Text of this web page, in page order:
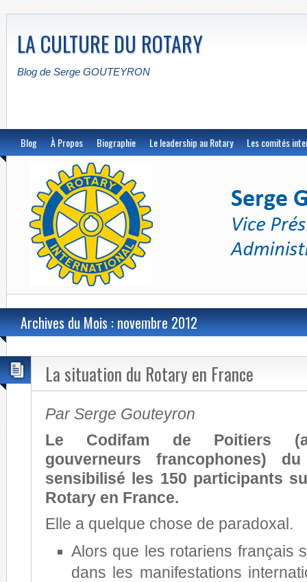
LA CULTURE DU ROTARY
Blog de Serge GOUTEYRON
Blog À Propos Biographie Le leadership au Rotary Les comités
Archives du Mois : novembre 2012
La situation du Rotary en France
Par Serge Gouteyron
Le Codifam de Poitiers
gouverneurs francophones)
sensibilisé les 150 participants
Rotary en France.
Elle a quelque chose de paradoxal.
Alors que les rotariens français
dans les manifestations